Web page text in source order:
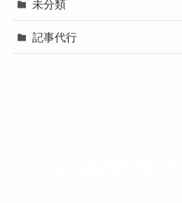
未分類
記事代行